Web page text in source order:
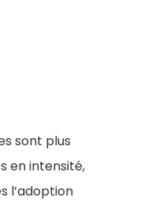
sont plus
en intensité,
l’adoption